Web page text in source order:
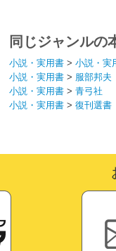
同じジャンルの
小説・実用書 > 小説・実
小説・実用書 > 服部邦夫
小説・実用書 > 青弓社
小説・実用書 > 復刊選書